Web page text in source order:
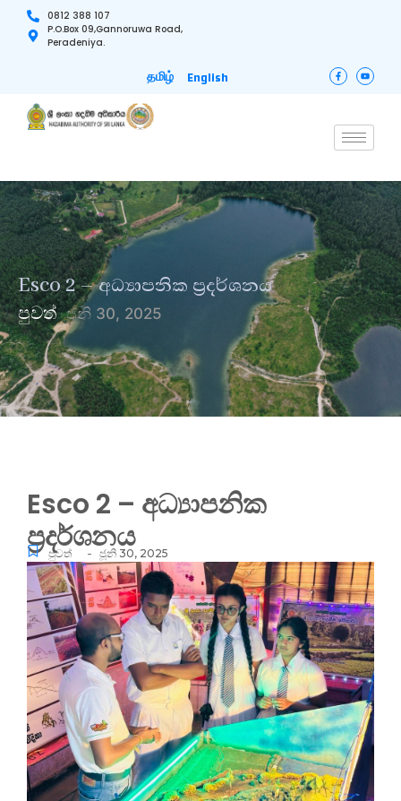
0812 388 107
P.O.Box 09,Gannoruwa Road,
Peradeniya.
தமிழ் English
Esco 2 – අධ්‍යාපනික ප්‍රදර්ශනය
පුවත් ජූනි 30, 2025
Esco 2 – අධ්‍යාපනික
ප්‍රදර්ශනය
පුවත් - ජූනි 30, 2025